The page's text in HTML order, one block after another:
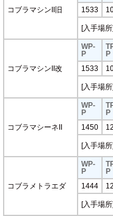
コブラマシンII旧 1533
[入手場所]
コブラマシンII改
WP-
P
P
1533
[入手場所]
コブラマシーネII
WP-
P
P
1450
[入手場所]
コブラメトラエダ
WP-
P
P
1444
[入手場